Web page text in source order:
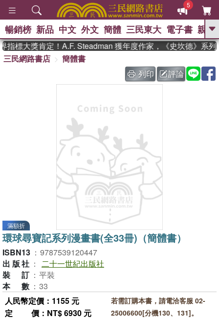
5
GO
The Odyssey 、 父親節 、 如果歷
史是一群喵 、 暑期推薦 、 國際布克
偉大的迷走神經
暢銷榜 新品 中文 外文 簡體 三民東大 電子書 親子
標大獎肯定！A.F. Steadman 獲年度作家，《史坎德》系列
三民網路書店
簡體書
列印
評論
滿額折
環球尋寶記系列漫畫書(全33冊)（簡體書）
ISBN13 ： 9787539120447
出版社 ： 二十一世紀出版社
裝訂 ： 平裝
本數 ： 33
人民幣定價：1155 元
定價 ：NT$ 6930 元
若需訂購本書，請電洽客服 02-
25006600[分機130、131]。